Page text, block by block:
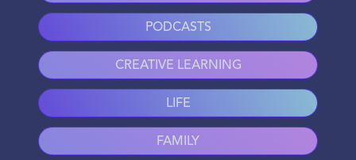
PODCASTS
CREATIVE LEARNING
LIFE
FAMILY